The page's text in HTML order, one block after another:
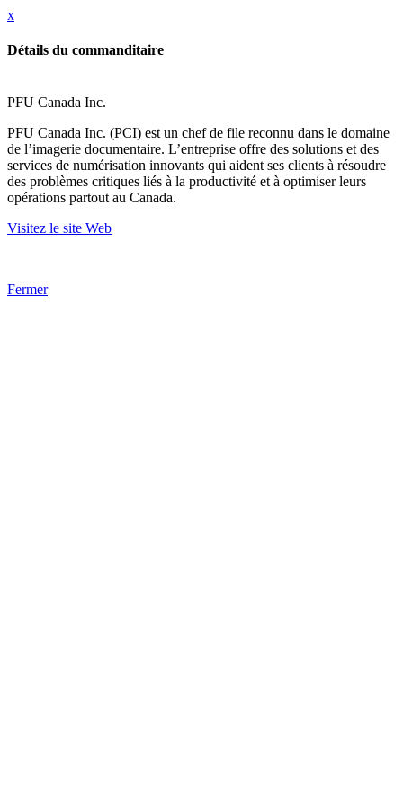
x
Détails du commanditaire
PFU Canada Inc.
PFU Canada Inc. (PCI) est un chef de file reconnu dans le domaine
de l’imagerie documentaire. L’entreprise offre des solutions et des
services de numérisation innovants qui aident ses clients à résoudre
des problèmes critiques liés à la productivité et à optimiser leurs
opérations partout au Canada.
Visitez le site Web
Fermer